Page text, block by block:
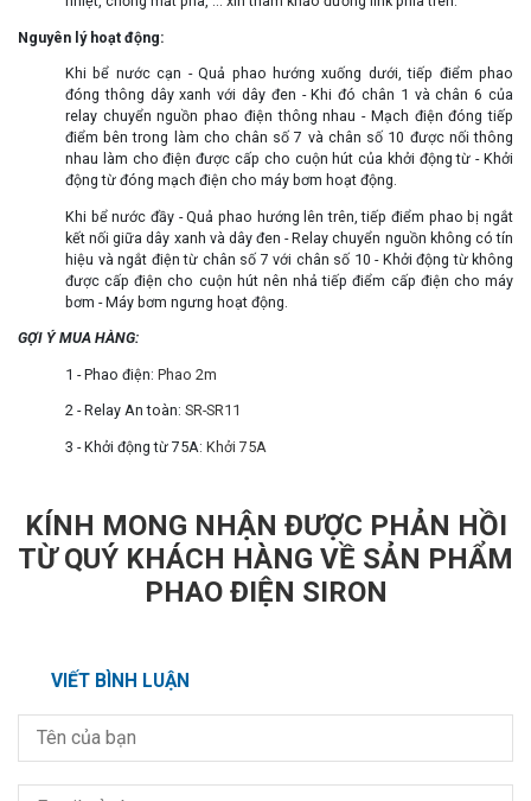
Nguyên lý hoạt động:
Khi bể nước cạn - Quả phao hướng xuống dưới, tiếp điểm phao
đóng thông dây xanh với dây đen - Khi đó chân 1 và chân 6 của
relay chuyển nguồn phao điện thông nhau - Mạch điện đóng tiếp
điểm bên trong làm cho chân số 7 và chân số 10 được nối thông
nhau làm cho điện được cấp cho cuộn hút của khởi động từ - Khởi
động từ đóng mạch điện cho máy bơm hoạt động.
Khi bể nước đầy - Quả phao hướng lên trên, tiếp điểm phao bị ngắt
kết nối giữa dây xanh và dây đen - Relay chuyển nguồn không có tín
hiệu và ngắt điện từ chân số 7 với chân số 10 - Khởi động từ không
được cấp điện cho cuộn hút nên nhả tiếp điểm cấp điện cho máy
bơm - Máy bơm ngưng hoạt động.
GỢI Ý MUA HÀNG:
1 - Phao điện: Phao 2m
2 - Relay An toàn: SR-SR11
3 - Khởi động từ 75A: Khởi 75A
KÍNH MONG NHẬN ĐƯỢC PHẢN HỒI
TỪ QUÝ KHÁCH HÀNG VỀ SẢN PHẨM
PHAO ĐIỆN SIRON
VIẾT BÌNH LUẬN